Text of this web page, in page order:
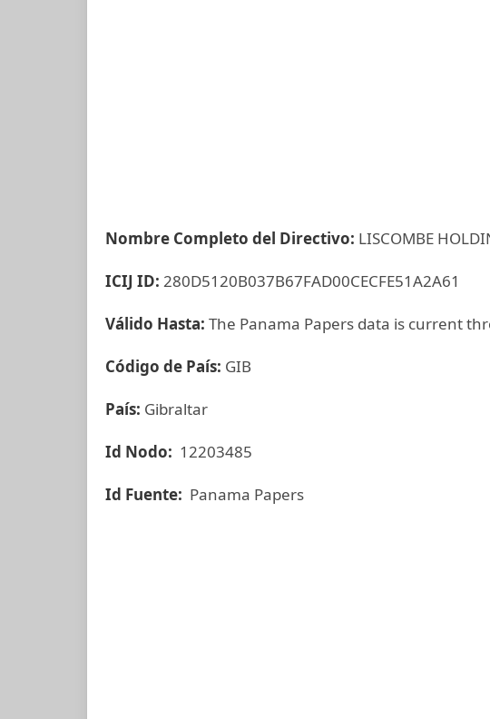
Nombre Completo del Directivo: LISCOMBE
ICIJ ID: 280D5120B037B67FAD00CECFE51A2A61
Válido Hasta: The Panama Papers data is current
Código de País: GIB
País: Gibraltar
Id Nodo: 12203485
Id Fuente: Panama Papers